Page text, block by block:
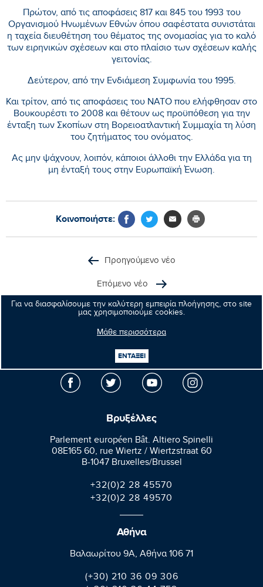
Για να διασφαλίσουμε την καλύτερη εμπειρία πλοήγησης, στο site
μας χρησιμοποιούμε cookies.
Μάθε περισσότερα
ΕΝΤΑΞΕΙ
Πρώτον, από τις αποφάσεις 817 και 845 του 1993 του
Οργανισμού Ηνωμένων Εθνών όπου σαφέστατα συνιστάται
η ταχεία διευθέτηση του θέματος της ονομασίας για το καλό
των ειρηνικών σχέσεων και στο πλαίσιο των σχέσεων καλής
γειτονίας.
Δεύτερον, από την Ενδιάμεση Συμφωνία του 1995.
Και τρίτον, από τις αποφάσεις του ΝΑΤΟ που ελήφθησαν στο
Βουκουρέστι το 2008 και θέτουν ως προϋπόθεση για την
ένταξη των Σκοπίων στη Βορειοατλαντική Συμμαχία τη λύση
του ζητήματος του ονόματος.
Ας μην ψάχνουν, λοιπόν, κάποιοι άλλοθι την Ελλάδα για τη
μη ένταξή τους στην Ευρωπαϊκή Ένωση.
Κοινοποιήστε:
Προηγούμενο νέο
Επόμενο νέο
Κεφαλογιάννης
Ευρωβουλευτής
Βρυξέλλες
Parlement européen Bât. Altiero Spinelli
08E165 60, rue Wiertz / Wiertzstraat 60
B-1047 Bruxelles/Brussel
+32(0)2 28 45570
+32(0)2 28 49570
Αθήνα
Βαλαωρίτου 9A, Aθήνα 106 71
(+30) 210 36 09 306